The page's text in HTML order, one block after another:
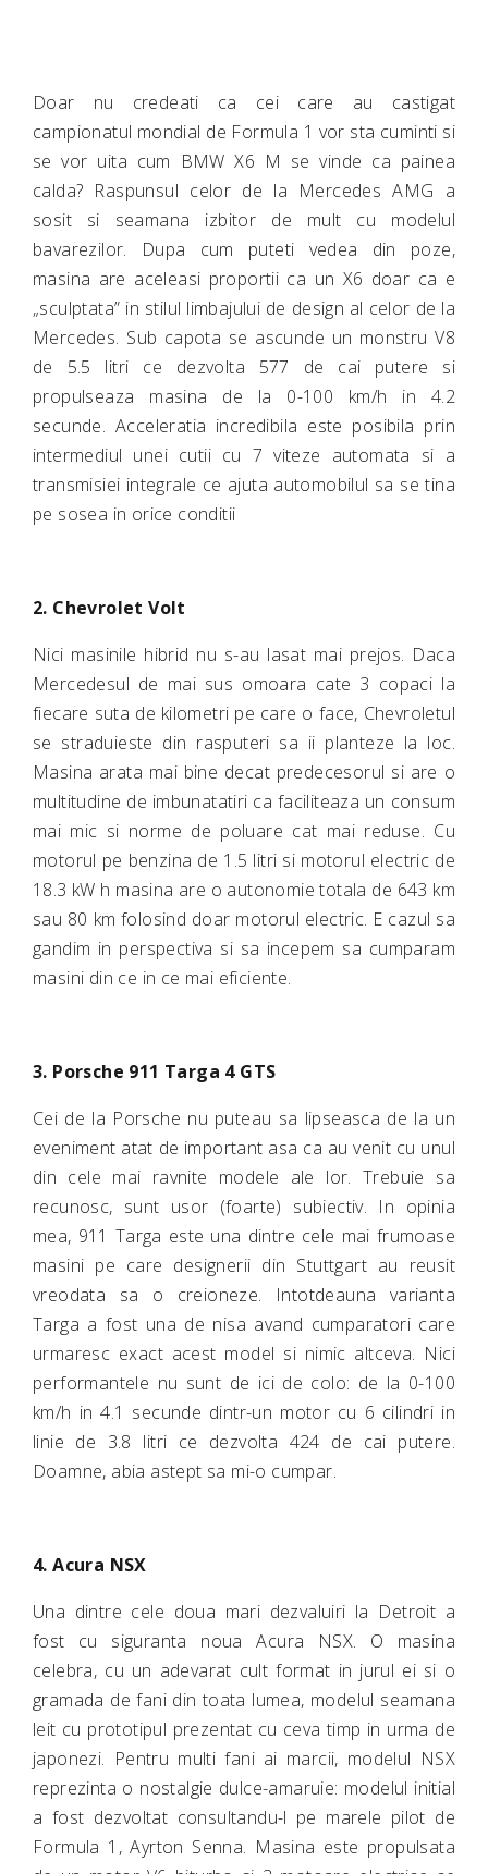
Doar nu credeati ca cei care au castigat
campionatul mondial de Formula 1 vor sta cuminti si
se vor uita cum BMW X6 M se vinde ca painea
calda? Raspunsul celor de la Mercedes AMG a
sosit si seamana izbitor de mult cu modelul
bavarezilor. Dupa cum puteti vedea din poze,
masina are aceleasi proportii ca un X6 doar ca e
„sculptata” in stilul limbajului de design al celor de la
Mercedes. Sub capota se ascunde un monstru V8
de 5.5 litri ce dezvolta 577 de cai putere si
propulseaza masina de la 0-100 km/h in 4.2
secunde. Acceleratia incredibila este posibila prin
intermediul unei cutii cu 7 viteze automata si a
transmisiei integrale ce ajuta automobilul sa se tina
pe sosea in orice conditii
2. Chevrolet Volt
Nici masinile hibrid nu s-au lasat mai prejos. Daca
Mercedesul de mai sus omoara cate 3 copaci la
fiecare suta de kilometri pe care o face, Chevroletul
se straduieste din rasputeri sa ii planteze la loc.
Masina arata mai bine decat predecesorul si are o
multitudine de imbunatatiri ca faciliteaza un consum
mai mic si norme de poluare cat mai reduse. Cu
motorul pe benzina de 1.5 litri si motorul electric de
18.3 kW h masina are o autonomie totala de 643 km
sau 80 km folosind doar motorul electric. E cazul sa
gandim in perspectiva si sa incepem sa cumparam
masini din ce in ce mai eficiente.
3. Porsche 911 Targa 4 GTS
Cei de la Porsche nu puteau sa lipseasca de la un
eveniment atat de important asa ca au venit cu unul
din cele mai ravnite modele ale lor. Trebuie sa
recunosc, sunt usor (foarte) subiectiv. In opinia
mea, 911 Targa este una dintre cele mai frumoase
masini pe care designerii din Stuttgart au reusit
vreodata sa o creioneze. Intotdeauna varianta
Targa a fost una de nisa avand cumparatori care
urmaresc exact acest model si nimic altceva. Nici
performantele nu sunt de ici de colo: de la 0-100
km/h in 4.1 secunde dintr-un motor cu 6 cilindri in
linie de 3.8 litri ce dezvolta 424 de cai putere.
Doamne, abia astept sa mi-o cumpar.
4. Acura NSX
Una dintre cele doua mari dezvaluiri la Detroit a
fost cu siguranta noua Acura NSX. O masina
celebra, cu un adevarat cult format in jurul ei si o
gramada de fani din toata lumea, modelul seamana
leit cu prototipul prezentat cu ceva timp in urma de
japonezi. Pentru multi fani ai marcii, modelul NSX
reprezinta o nostalgie dulce-amaruie: modelul initial
a fost dezvoltat consultandu-l pe marele pilot de
Formula 1, Ayrton Senna. Masina este propulsata